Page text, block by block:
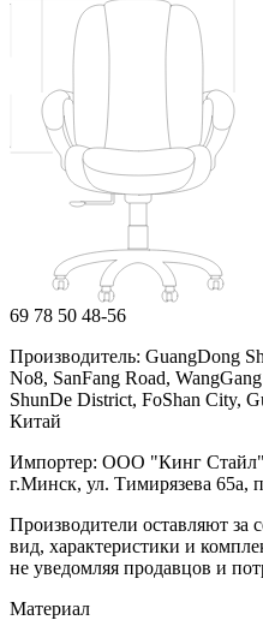
69 78 50 48-56
Производитель: GuangDong
No8, SanFang Road,
ShunDe District, FoShan City,
Китай
Импортер: ООО "Кинг Стайл"
г.Минск, ул. Тимирязева 65а,
Производители оставляют за
вид, характеристики и
не уведомляя продавцов и
Материал